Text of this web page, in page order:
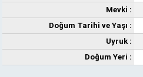
Mevki :
Doğum Tarihi ve Yaşı :
Uyruk :
Doğum Yeri :